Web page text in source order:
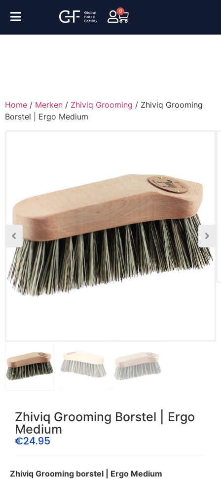
0
Home / Merken / Zhiviq Grooming / Zhiviq Grooming
Borstel | Ergo Medium
Zhiviq Grooming Borstel | Ergo
Medium
€24.95
Zhiviq Grooming borstel | Ergo Medium